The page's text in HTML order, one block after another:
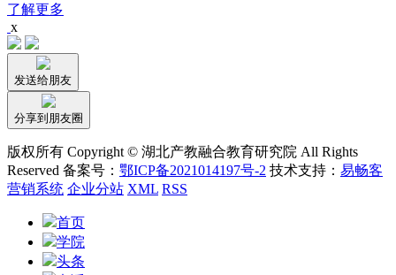
了解更多
x
发送给朋友
分享到朋友圈
版权所有 Copyright © 湖北产教融合教育研究院 All Rights
Reserved 备案号： 鄂ICP备2021014197号-2 技术支持： 易畅客
营销系统 企业分站 XML RSS
首页
学院
头条